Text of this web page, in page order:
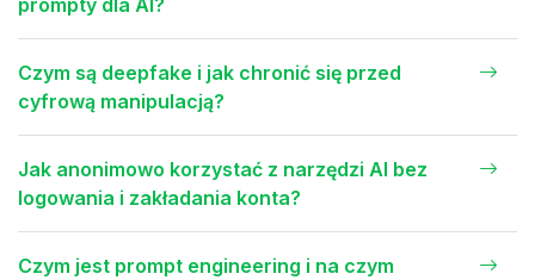
prompty dla AI?
Czym są deepfake i jak chronić się przed
cyfrową manipulacją?
Jak anonimowo korzystać z narzędzi AI bez
logowania i zakładania konta?
Czym jest prompt engineering i na czym